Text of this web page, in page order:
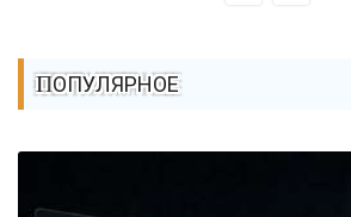
ПОПУЛЯРНОЕ